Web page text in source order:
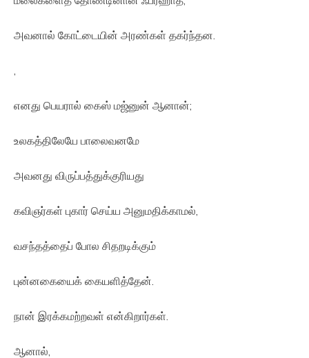
அவனால் கோட்டையின் அரண்கள் தகர்ந்தன.
,
எனது பெயரால் கைஸ் மஜ்னுன் ஆனான்;
உலகத்திலேயே பாலைவனமே
அவனது விருப்பத்துக்குரியது
கவிஞர்கள் புகார் செய்ய அனுமதிக்காமல்,
வசந்தத்தைப் போல சிதறடிக்கும்
புன்னகையைக் கையளித்தேன்.
நான் இரக்கமற்றவள் என்கிறார்கள்.
ஆனால்,